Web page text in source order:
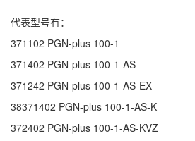
代表型号有：
371102 PGN-plus 100-1
371402 PGN-plus 100-1-AS
371242 PGN-plus 100-1-AS-EX
38371402 PGN-plus 100-1-AS-K
372402 PGN-plus 100-1-AS-KVZ